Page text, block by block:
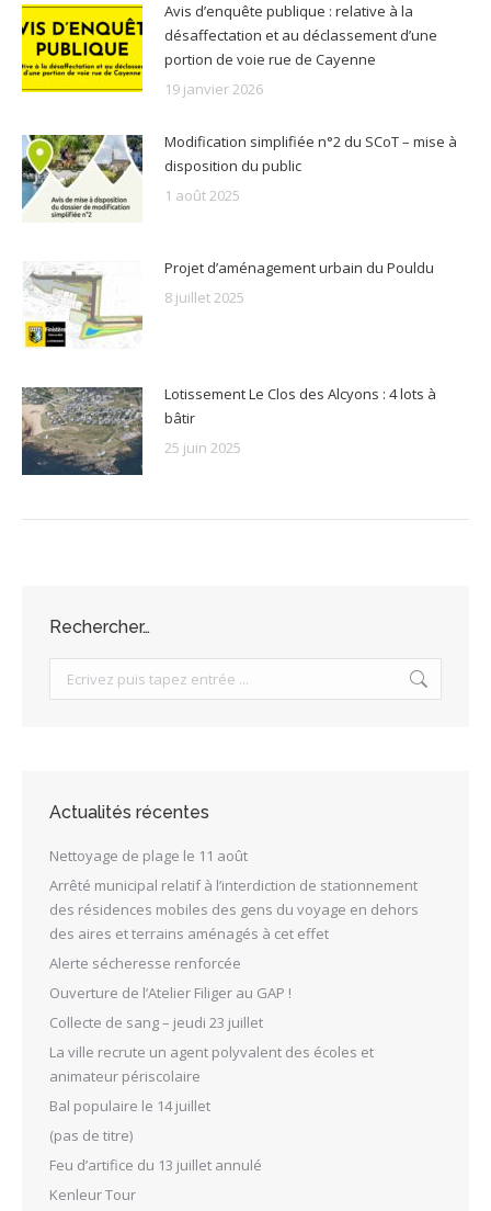
Avis d’enquête publique : relative à la
désaffectation et au déclassement d’une
portion de voie rue de Cayenne
19 janvier 2026
Modification simplifiée n°2 du SCoT – mise à
disposition du public
1 août 2025
Projet d’aménagement urbain du Pouldu
8 juillet 2025
Lotissement Le Clos des Alcyons : 4 lots à
bâtir
25 juin 2025
Rechercher…
Search:
Actualités récentes
Nettoyage de plage le 11 août
Arrêté municipal relatif à l’interdiction de stationnement
des résidences mobiles des gens du voyage en dehors
des aires et terrains aménagés à cet effet
Alerte sécheresse renforcée
Ouverture de l’Atelier Filiger au GAP !
Collecte de sang – jeudi 23 juillet
La ville recrute un agent polyvalent des écoles et
animateur périscolaire
Bal populaire le 14 juillet
(pas de titre)
Feu d’artifice du 13 juillet annulé
Kenleur Tour